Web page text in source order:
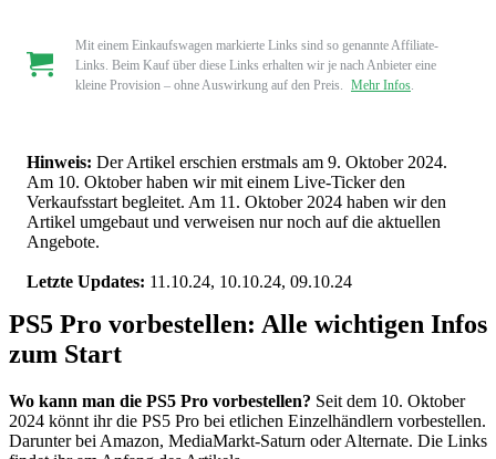
Mit einem Einkaufswagen markierte Links sind so genannte Affiliate-
Links. Beim Kauf über diese Links erhalten wir je nach Anbieter eine
kleine Provision – ohne Auswirkung auf den Preis. Mehr Infos.
Hinweis: Der Artikel erschien erstmals am 9. Oktober 2024.
Am 10. Oktober haben wir mit einem Live-Ticker den
Verkaufsstart begleitet. Am 11. Oktober 2024 haben wir den
Artikel umgebaut und verweisen nur noch auf die aktuellen
Angebote.
Letzte Updates: 11.10.24, 10.10.24, 09.10.24
PS5 Pro vorbestellen: Alle wichtigen Infos
zum Start
Wo kann man die PS5 Pro vorbestellen? Seit dem 10. Oktober
2024 könnt ihr die PS5 Pro bei etlichen Einzelhändlern vorbestellen.
Darunter bei Amazon, MediaMarkt-Saturn oder Alternate. Die Links